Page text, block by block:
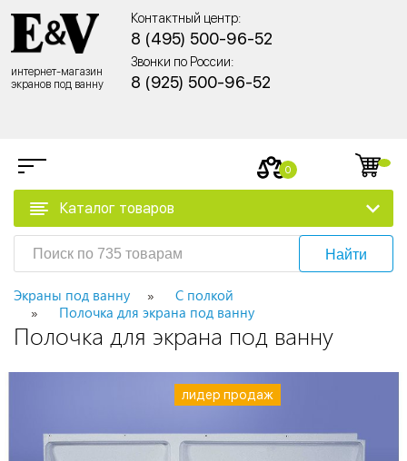
интернет-магазин
экранов под ванну
Контактный центр:
8 (495) 500-96-52
Звонки по России:
8 (925) 500-96-52
0
Каталог товаров
Найти
Экраны под ванну
С полкой
Полочка для экрана под ванну
Полочка для экрана под ванну
лидер продаж
лидер продаж